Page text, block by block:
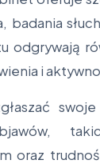
badania
odgrywają
i
oraz